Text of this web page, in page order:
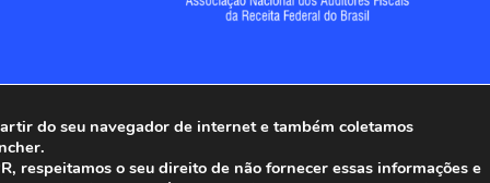
Nacional dos Auditores Fiscais da Receita Federal
do seu navegador de internet e também coletamos
respeitamos o seu direito de não fornecer essas informações e